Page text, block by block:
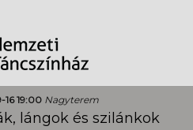
19:00 Nagyterem
lángok és szilánkok